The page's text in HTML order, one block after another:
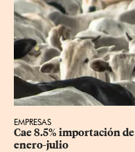
EMPRESAS
Cae 8.5% importación
enero-julio